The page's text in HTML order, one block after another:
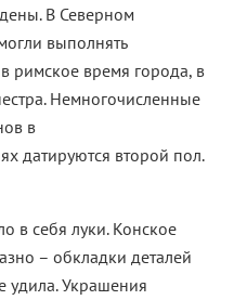
В Северном
выполнять
римское время города, в
Немногочисленные
в
датируются второй пол.
в себя луки. Конское
– обкладки деталей
удила. Украшения